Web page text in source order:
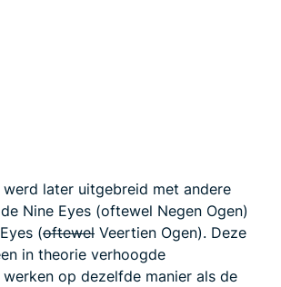
later uitgebreid met andere
Nine Eyes (oftewel Negen Ogen)
(oftewel Veertien Ogen). Deze
in theorie verhoogde
op dezelfde manier als de